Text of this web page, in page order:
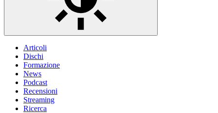
Articoli
Dischi
Formazione
News
Podcast
Recensioni
Streaming
Ricerca